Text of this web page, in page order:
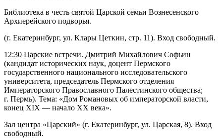
Библиотека в честь святой Царской семьи Вознесенского
Архиерейского подворья.
(г. Екатеринбург, ул. Клары Цеткин, стр. 11). Вход свободный.
12:30 Царские встречи. Дмитрий Михайлович Софьин
(кандидат исторических наук, доцент Пермского
государственного национального исследовательского
университета, председатель Пермского отделения
Императорского Православного Палестинского общества;
г. Пермь). Тема: «Дом Романовых об императорской власти,
конец XIX — начало XX века».
Зал центра «Царский» (г. Екатеринбург, ул. Царская, 8). Вход
свободный.